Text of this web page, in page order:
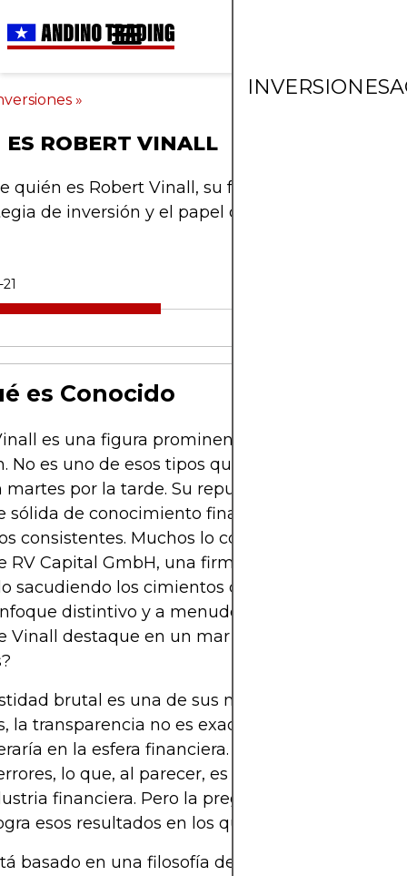
INVERSIONES
»
ES ROBERT VINALL
quién es Robert Vinall, su fama en el mundo
de inversión y el papel de RV Capital GmbH.
es Conocido
es una figura prominente en el mundo de la
No es uno de esos tipos que te empujará un
martes por la tarde. Su reputación se ha
sólida de conocimiento financiero y, más
consistentes. Muchos lo conocen como el
RV Capital GmbH, una firma de inversión
sacudiendo los cimientos de las inversiones
distintivo y a menudo contracorriente.
Vinall destaque en un mar de inversores
brutal es una de sus marcas personales.
la transparencia no es exactamente una
en la esfera financiera. Sin embargo, Vinall
lo que, al parecer, es un superpoder no
financiera. Pero la pregunta que todos se
esos resultados en los que otros solo sueñan?
basado en una filosofía de inversión a largo